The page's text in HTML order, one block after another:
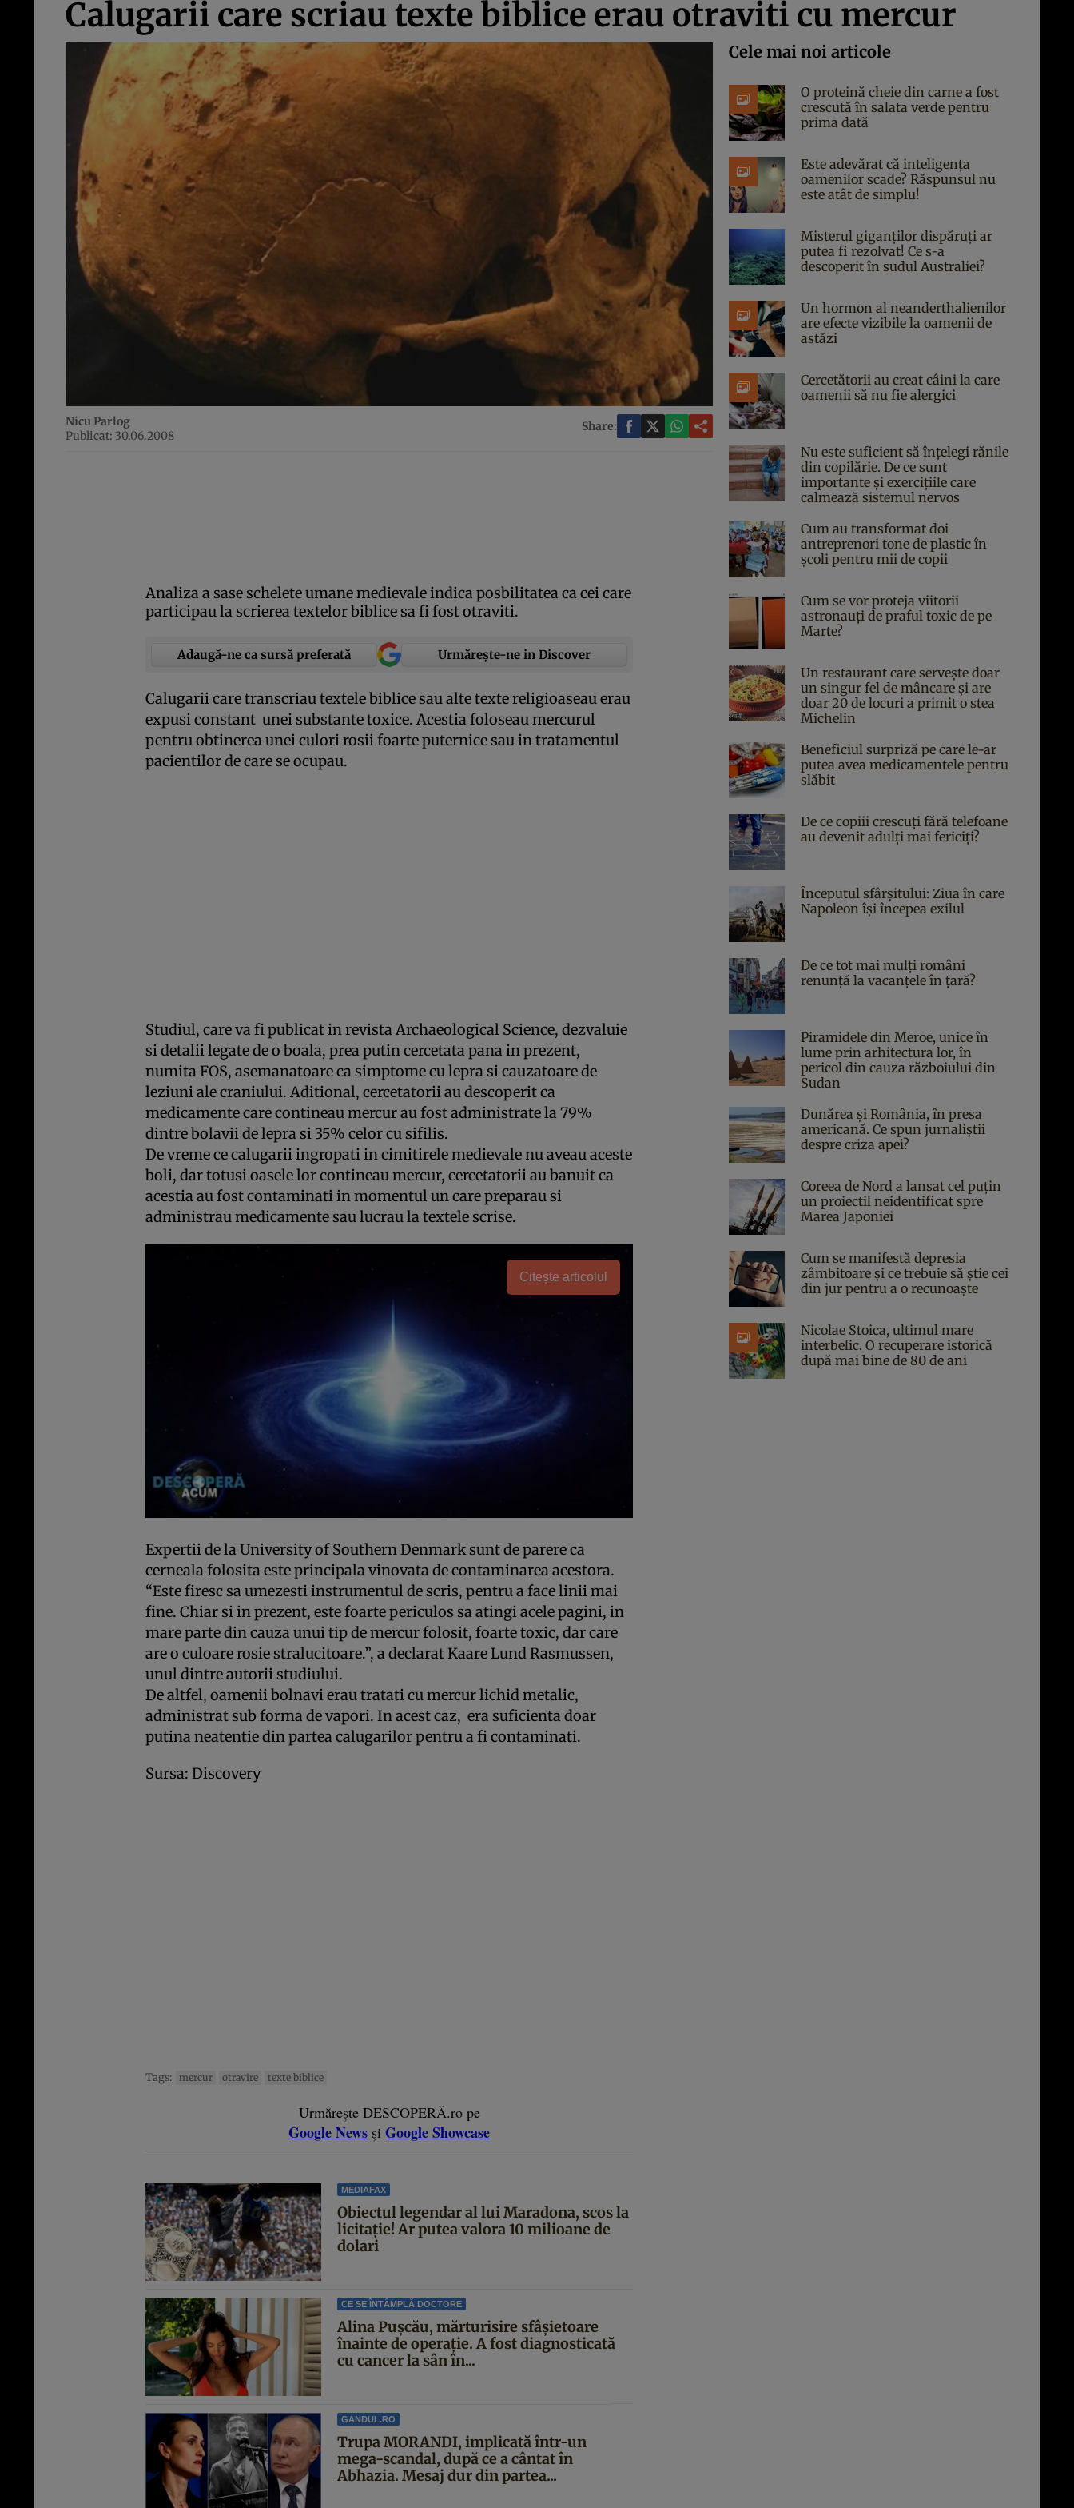
Calugarii care scriau texte biblice erau otraviti cu mercur
Nicu Parlog
Publicat: 30.06.2008
Share:
Analiza a sase schelete umane medievale indica posbilitatea ca cei care
participau la scrierea textelor biblice sa fi fost otraviti.
Adaugă-ne ca sursă preferată Urmărește-ne in Discover
Calugarii care transcriau textele biblice sau alte texte religioaseau erau
expusi constant unei substante toxice. Acestia foloseau mercurul
pentru obtinerea unei culori rosii foarte puternice sau in tratamentul
pacientilor de care se ocupau.
Studiul, care va fi publicat in revista Archaeological Science, dezvaluie
si detalii legate de o boala, prea putin cercetata pana in prezent,
numita FOS, asemanatoare ca simptome cu lepra si cauzatoare de
leziuni ale craniului. Aditional, cercetatorii au descoperit ca
medicamente care contineau mercur au fost administrate la 79%
dintre bolavii de lepra si 35% celor cu sifilis.
De vreme ce calugarii ingropati in cimitirele medievale nu aveau aceste
boli, dar totusi oasele lor contineau mercur, cercetatorii au banuit ca
acestia au fost contaminati in momentul un care preparau si
administrau medicamente sau lucrau la textele scrise.
Citește articolul
Expertii de la University of Southern Denmark sunt de parere ca
cerneala folosita este principala vinovata de contaminarea acestora.
“Este firesc sa umezesti instrumentul de scris, pentru a face linii mai
fine. Chiar si in prezent, este foarte periculos sa atingi acele pagini, in
mare parte din cauza unui tip de mercur folosit, foarte toxic, dar care
are o culoare rosie stralucitoare.”, a declarat Kaare Lund Rasmussen,
unul dintre autorii studiului.
De altfel, oamenii bolnavi erau tratati cu mercur lichid metalic,
administrat sub forma de vapori. In acest caz, era suficienta doar
putina neatentie din partea calugarilor pentru a fi contaminati.
Sursa: Discovery
Tags: mercur otravire texte biblice
Urmărește DESCOPERĂ.ro pe
Google News și Google Showcase
MEDIAFAX
Obiectul legendar al lui Maradona, scos la
licitație! Ar putea valora 10 milioane de
dolari
CE SE ÎNTÂMPLĂ DOCTORE
Alina Pușcău, mărturisire sfâșietoare
înainte de operație. A fost diagnosticată
cu cancer la sân în...
GANDUL.RO
Trupa MORANDI, implicată într-un
mega-scandal, după ce a cântat în
Abhazia. Mesaj dur din partea...
Cele mai noi articole
O proteină cheie din carne a fost
crescută în salata verde pentru
prima dată
Este adevărat că inteligența
oamenilor scade? Răspunsul nu
este atât de simplu!
Misterul giganților dispăruți ar
putea fi rezolvat! Ce s-a
descoperit în sudul Australiei?
Un hormon al neanderthalienilor
are efecte vizibile la oamenii de
astăzi
Cercetătorii au creat câini la care
oamenii să nu fie alergici
Nu este suficient să înțelegi rănile
din copilărie. De ce sunt
importante și exercițiile care
calmează sistemul nervos
Cum au transformat doi
antreprenori tone de plastic în
școli pentru mii de copii
Cum se vor proteja viitorii
astronauți de praful toxic de pe
Marte?
Un restaurant care servește doar
un singur fel de mâncare și are
doar 20 de locuri a primit o stea
Michelin
Beneficiul surpriză pe care le-ar
putea avea medicamentele pentru
slăbit
De ce copiii crescuți fără telefoane
au devenit adulți mai fericiți?
Începutul sfârşitului: Ziua în care
Napoleon îşi începea exilul
De ce tot mai mulți români
renunță la vacanțele în țară?
Piramidele din Meroe, unice în
lume prin arhitectura lor, în
pericol din cauza războiului din
Sudan
Dunărea și România, în presa
americană. Ce spun jurnaliștii
despre criza apei?
Coreea de Nord a lansat cel puțin
un proiectil neidentificat spre
Marea Japoniei
Cum se manifestă depresia
zâmbitoare și ce trebuie să știe cei
din jur pentru a o recunoaște
Nicolae Stoica, ultimul mare
interbelic. O recuperare istorică
după mai bine de 80 de ani